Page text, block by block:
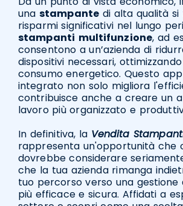
una stampantedi alta qualità si
risparmi significativi nel lungo
stampanti multifunzione, ad
consentono a un’azienda di
dispositivi necessari,
consumo energetico. Questo
integrato non solo migliora
contribuisce anche a creare un
lavoro più organizzato e
In definitiva, la Vendita
rappresenta un'opportunità che
dovrebbe considerare
che la tua azienda rimanga
tuo percorso verso una
più efficace e sicura. Affidati a